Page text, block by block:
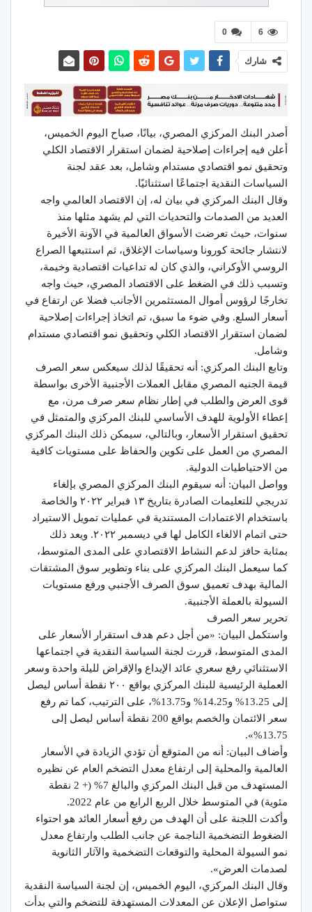
0 6
شارك
أصدر البنك المركزي المصري، بيانًا، صباح اليوم الخميس،
أعلن فيه إجراءات إصلاحية لضمان استقرار الاقتصاد الكلي
وتحقيق نمو اقتصادي مستدام وشامل، بعد عقد لجنة
السياسات النقدية اجتماعًا استثنائيًا.
وقال البنك المركزي في بيان له، إن الاقتصاد العالمي واجه
العديد من الصدمات والتحديات التي لم يشهد مثلها منذ
سنوات، حيث تعرضت الأسواق العالمية في الآونة الأخيرة
لانتشار جائحة كورونا وسياسات الإغلاق، ثم استتبعها الصراع
الروسي الأوكراني، والذي كان له تداعيات اقتصادية وخيمة،
وتسبب ذلك في الضغط على الاقتصاد المصري، حيث واجه
تخارجًا لرؤوس أموال المستثمرين الأجانب فضلا عن ارتفاع في
أسعار السلع. وفي ضوء ما سبق، تم اتخاذ إجراءات إصلاحية
لضمان استقرار الاقتصاد الكلي وتحقيق نمو اقتصادي مستدام
وشامل.
وتابع البنك المركزي: أنه تحقيقًا لذلك سيعكس سعر الصرف
قيمة الجنيه المصري مقابل العملات الأجنبية الأخرى بواسطة
قوى العرض والطلب في إطار نظام سعر صرف مرن، مع
إعطاء الأولوية للهدف الأساسي للبنك المركزي والمتمثل في
تحقيق استقرار الأسعار، وبالتالي، سيمكن ذلك البنك المركزي
المصري من العمل على تكوين والحفاظ على مستويات كافية
من الاحتياطيات الدولية.
وواصل البيان: أنه سيقوم البنك المركزي المصري بإلغاء
تدريجي للتعليمات الصادرة بتاريخ ۱۳ فبراير ۲۰۲۲ والخاصة
باستخدام الاعتمادات المستندية في عمليات تمويل الاستيراد
حتى اتمام الالغاء الكامل لها في ديسمبر ۲۰۲۲. ويعد ذلك
بمثابة حافز لدعم النشاط الاقتصادي على المدى المتوسط،
كما سيعمل البنك المركزي على بناء وتطوير سوق المشتقات
المالية بهدف تعميق سوق الصرف الأجنبي ورفع مستويات
السيولة بالعملة الأجنبية.
تحرير سعر الصرف
واستكمل البيان: «من أجل دعم هدف استقرار الأسعار على
المدى المتوسط، قررت لجنة السياسة النقدية في اجتماعها
الاستثنائي رفع سعري عائد الإيداع والإقراض لليلة واحدة وسعر
العملية الرئيسية للبنك المركزي بواقع ۲۰۰ نقطة أساس ليصل
إلى 13.25% و14.25% و13.75%، على الترتيب، كما تم رفع
سعر الائتمان والخصم بواقع 200 نقطة أساس ليصل إلى
13.75%».
وأضاف البيان: أنه من المتوقع أن تؤدي الزيادة في الأسعار
العالمية والمحلية إلى ارتفاع معدل التضخم العام عن نظيره
المستهدف من قبل البنك المركزي والبالغ 7% (+ 2 نقطة
مئوية) في المتوسط خلال الربع الرابع من عام 2022.
وأكدت اللجنة على أن الهدف من رفع أسعار العائد هو احتواء
الضغوط التضخمية الناجمة عن جانب الطلب وارتفاع معدل
نمو السيولة المحلية والتوقعات التضخمية والآثار الثانوية
لصدمات العرض».
وقال البنك المركزي، اليوم الخميس، إن لجنة السياسة النقدية
ستواصل الإعلان عن المعدلات المستهدفة للتضخم والتي بدأت